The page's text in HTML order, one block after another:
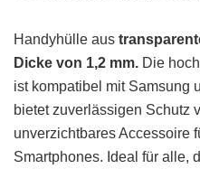
Handyhülle aus
Dicke von 1,2 mm. Die
ist kompatibel mit Samsung
bietet zuverlässigen Schutz
unverzichtbares Accessoire
Smartphones. Ideal für alle,